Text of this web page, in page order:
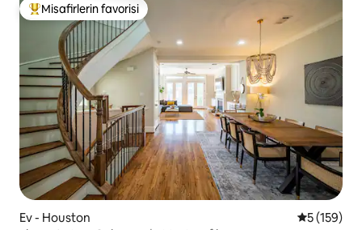
Misafirlerin favorilerinden en beğenilenler arasında
Misafirlerin favorisi
Ev - Houston 55 (159)